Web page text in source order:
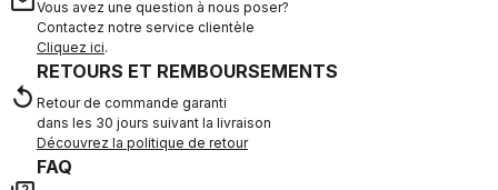
Vous avez une question à nous poser?
Contactez notre service clientèle
Cliquez ici.
replay
RETOURS ET REMBOURSEMENTS
Retour de commande garanti
dans les 30 jours suivant la livraison
Découvrez la politique de retour
FAQ